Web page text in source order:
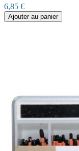
6,85 €
Ajouter au panier